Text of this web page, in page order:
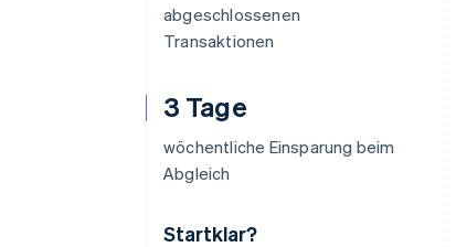
abgeschlossenen
Transaktionen
3 Tage
wöchentliche Einsparung beim
Abgleich
Startklar?